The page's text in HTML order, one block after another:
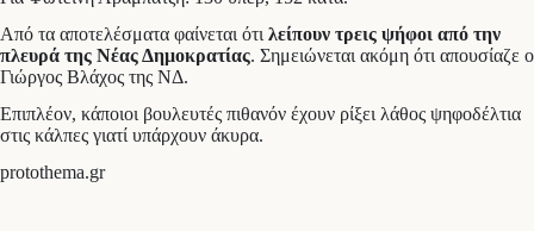
Από τα αποτελέσματα φαίνεται ότι λείπουν τρεις ψήφοι από την
πλευρά της Νέας Δημοκρατίας. Σημειώνεται ακόμη ότι απουσίαζε ο
Γιώργος Βλάχος της ΝΔ.
Επιπλέον, κάποιοι βουλευτές πιθανόν έχουν ρίξει λάθος ψηφοδέλτια
στις κάλπες γιατί υπάρχουν άκυρα.
protothema.gr